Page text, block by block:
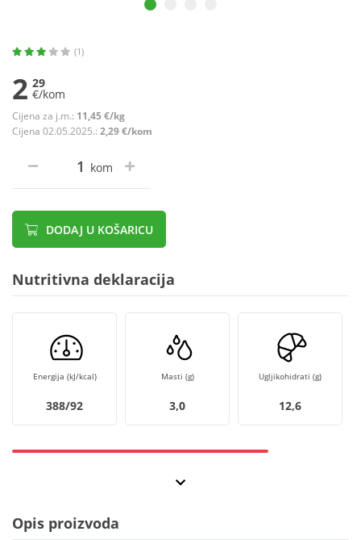
(1)
2 29
€/kom
Cijena za j.m.: 11,45 €/kg
Cijena 02.05.2025.: 2,29 €/kom
kom
DODAJ U KOŠARICU
Nutritivna deklaracija
Energija (kJ/kcal)
388/92
Masti (g)
3,0
Ugljikohidrati (g)
12,6
Opis proizvoda